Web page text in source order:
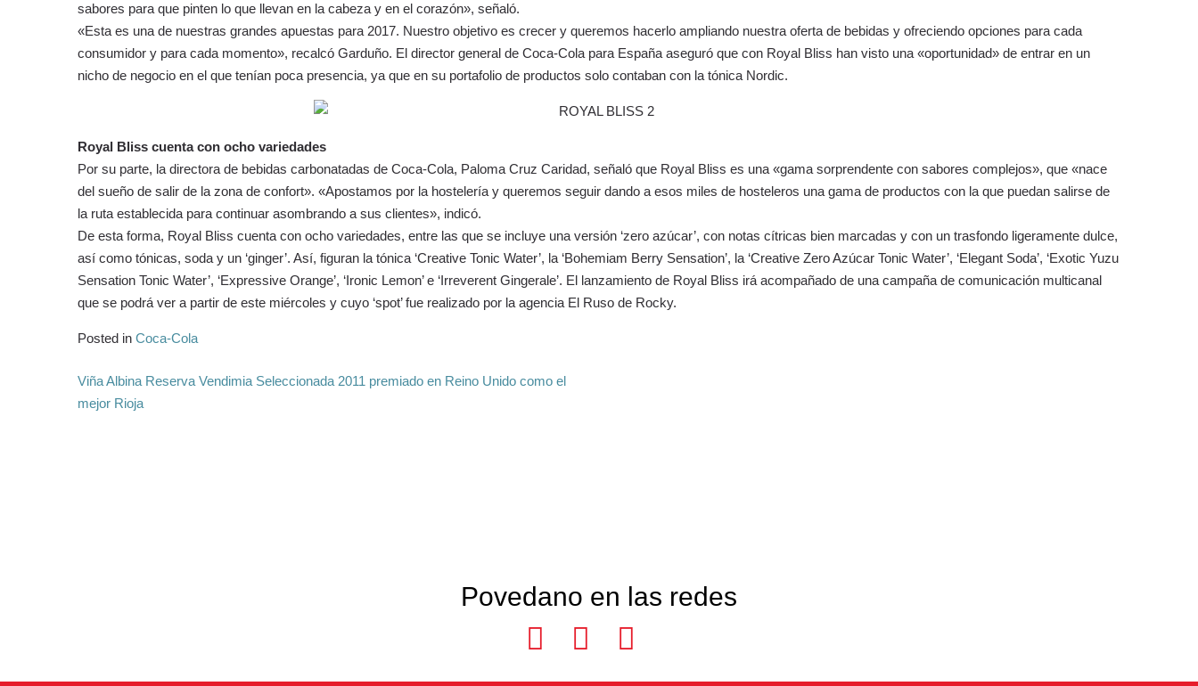
sabores para que pinten lo que llevan en la cabeza y en el corazón», señaló.
«Esta es una de nuestras grandes apuestas para 2017. Nuestro objetivo es crecer y queremos hacerlo ampliando nuestra oferta de bebidas y ofreciendo opciones para cada
consumidor y para cada momento», recalcó Garduño. El director general de Coca-Cola para España aseguró que con Royal Bliss han visto una «oportunidad» de entrar en un
nicho de negocio en el que tenían poca presencia, ya que en su portafolio de productos solo contaban con la tónica Nordic.
Royal Bliss cuenta con ocho variedades
Por su parte, la directora de bebidas carbonatadas de Coca-Cola, Paloma Cruz Caridad, señaló que Royal Bliss es una «gama sorprendente con sabores complejos», que «nace
del sueño de salir de la zona de confort». «Apostamos por la hostelería y queremos seguir dando a esos miles de hosteleros una gama de productos con la que puedan salirse de
la ruta establecida para continuar asombrando a sus clientes», indicó.
De esta forma, Royal Bliss cuenta con ocho variedades, entre las que se incluye una versión ‘zero azúcar’, con notas cítricas bien marcadas y con un trasfondo ligeramente dulce,
así como tónicas, soda y un ‘ginger’. Así, figuran la tónica ‘Creative Tonic Water’, la ‘Bohemiam Berry Sensation’, la ‘Creative Zero Azúcar Tonic Water’, ‘Elegant Soda’, ‘Exotic Yuzu
Sensation Tonic Water’, ‘Expressive Orange’, ‘Ironic Lemon’ e ‘Irreverent Gingerale’. El lanzamiento de Royal Bliss irá acompañado de una campaña de comunicación multicanal
que se podrá ver a partir de este miércoles y cuyo ‘spot’ fue realizado por la agencia El Ruso de Rocky.
Posted in Coca-Cola
Viña Albina Reserva Vendimia Seleccionada 2011 premiado en Reino Unido como el
mejor Rioja
Povedano en las redes